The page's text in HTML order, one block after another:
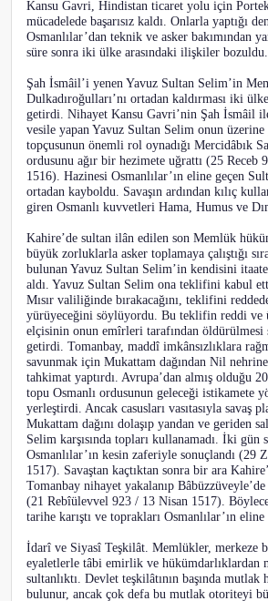
Kansu Gavri, Hindistan ticaret yolu için
mücadelede başarısız kaldı. Onlarla yaptığı
Osmanlılar’dan teknik ve asker bakımından
süre sonra iki ülke arasındaki ilişkiler bozuldu.
Şah İsmâil’i yenen Yavuz Sultan Selim’in
Dulkadıroğulları’nı ortadan kaldırması iki
getirdi. Nihayet Kansu Gavri’nin Şah İsmâil
vesile yapan Yavuz Sultan Selim onun üzerine
topçusunun önemli rol oynadığı Mercidâbık
ordusunu ağır bir hezimete uğrattı (25 Receb
1516). Hazinesi Osmanlılar’ın eline geçen
ortadan kayboldu. Savaşın ardından kılıç
giren Osmanlı kuvvetleri Hama, Humus ve
Kahire’de sultan ilân edilen son Memlük
büyük zorluklarla asker toplamaya çalıştığı
bulunan Yavuz Sultan Selim’in kendisini
aldı. Yavuz Sultan Selim ona teklifini kabul
Mısır valiliğinde bırakacağını, teklifini
yürüyeceğini söylüyordu. Bu teklifin reddi ve
elçisinin onun emîrleri tarafından öldürülmesi
getirdi. Tomanbay, maddî imkânsızlıklara
savunmak için Mukattam dağından Nil nehrine
tahkimat yaptırdı. Avrupa’dan almış olduğu
topu Osmanlı ordusunun geleceği istikamete
yerleştirdi. Ancak casusları vasıtasıyla savaş
Mukattam dağını dolaşıp yandan ve geriden
Selim karşısında topları kullanamadı. İki gün
Osmanlılar’ın kesin zaferiyle sonuçlandı (29
1517). Savaştan kaçtıktan sonra bir ara
Tomanbay nihayet yakalanıp
(21 Rebîülevvel 923 / 13 Nisan 1517).
tarihe karıştı ve toprakları Osmanlılar’ın eline
İdarî ve Siyasî Teşkilât. Memlükler, merkeze
eyaletlerle tâbi emirlik ve hükümdarlıklardan
sultanlıktı. Devlet teşkilâtının başında mutlak
bulunur, ancak çok defa bu mutlak otoriteyi